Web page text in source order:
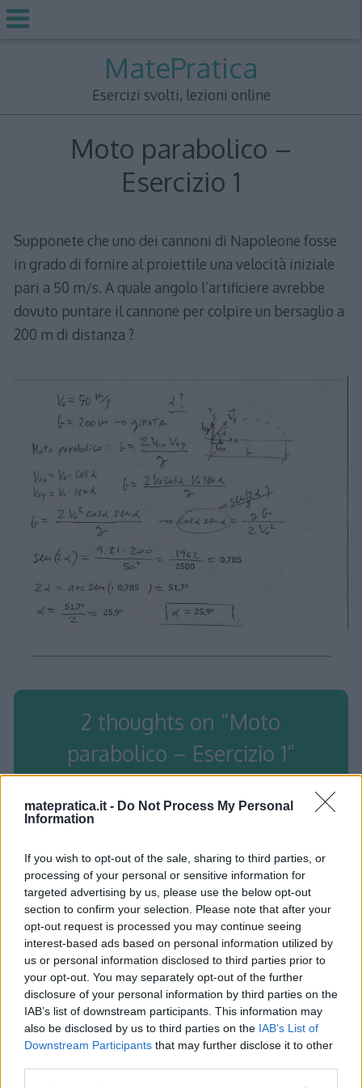
matepratica.it - Do Not Process My Personal
Information
If you wish to opt-out of the sale, sharing to third parties, or
processing of your personal or sensitive information for
targeted advertising by us, please use the below opt-out
section to confirm your selection. Please note that after your
opt-out request is processed you may continue seeing
interest-based ads based on personal information utilized by
us or personal information disclosed to third parties prior to
your opt-out. You may separately opt-out of the further
disclosure of your personal information by third parties on the
IAB’s list of downstream participants. This information may
also be disclosed by us to third parties on the IAB’s List of
Downstream Participants that may further disclose it to other
MatePratica
Esercizi svolti, lezioni online
Moto parabolico –
Esercizio 1
Supponete che uno dei cannoni di Napoleone fosse
in grado di fornire al proiettile una velocità iniziale
pari a 50 m/s. A quale angolo l’artificiere avrebbe
dovuto puntare il cannone per colpire un bersaglio a
200 m di distanza ?
2 thoughts on “Moto
parabolico – Esercizio 1”
15 Giugno 2011 alle 20:23
Hai perfettamente ragione: ho subito
corretto l’esercizio. Grazie mille della
segnalazione!
Rispondi